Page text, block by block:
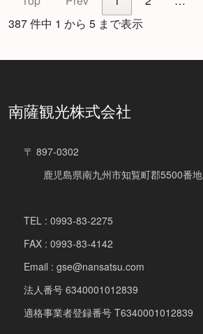
387 件中 1 から 5 まで表示
南薩観光株式会社
〒 897-0302
鹿児島県南九州市知覧町郡5500番地
TEL : 0993-83-2275
FAX : 0993-83-4142
Email : gse@nansatsu.com
法人番号 6340001012839
適格事業者登録番号 T6340001012839